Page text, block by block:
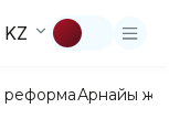
KZ
реформаАрнайы